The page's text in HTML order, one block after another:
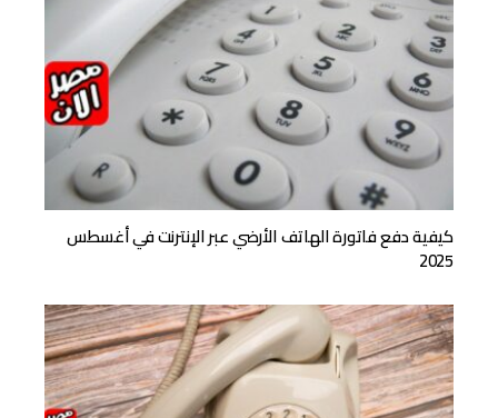
كيفية دفع فاتورة الهاتف الأرضي عبر الإنترنت في أغسطس
2025